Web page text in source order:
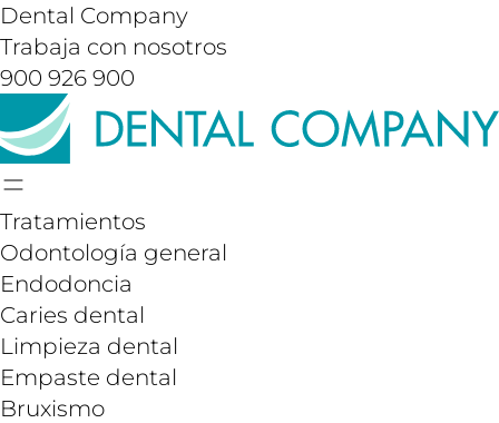
Dental Company
Trabaja con nosotros
900 926 900
Tratamientos
Odontología general
Endodoncia
Caries dental
Limpieza dental
Empaste dental
Bruxismo